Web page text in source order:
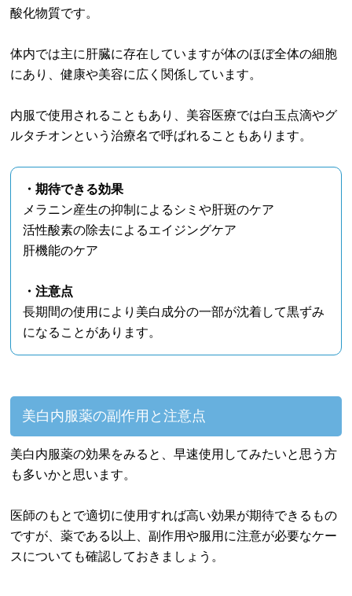
酸化物質です。
体内では主に肝臓に存在していますが体のほぼ全体の細胞
にあり、健康や美容に広く関係しています。
内服で使用されることもあり、美容医療では白玉点滴やグ
ルタチオンという治療名で呼ばれることもあります。
・期待できる効果
メラニン産生の抑制によるシミや肝斑のケア
活性酸素の除去によるエイジングケア
肝機能のケア
・注意点
長期間の使用により美白成分の一部が沈着して黒ずみ
になることがあります。
美白内服薬の副作用と注意点
美白内服薬の効果をみると、早速使用してみたいと思う方
も多いかと思います。
医師のもとで適切に使用すれば高い効果が期待できるもの
ですが、薬である以上、副作用や服用に注意が必要なケー
スについても確認しておきましょう。